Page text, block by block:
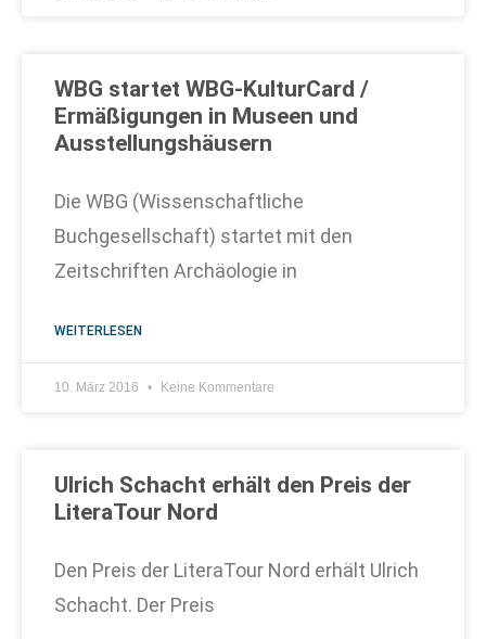
WBG startet WBG-KulturCard /
Ermäßigungen in Museen und
Ausstellungshäusern
Die WBG (Wissenschaftliche
Buchgesellschaft) startet mit den
Zeitschriften Archäologie in
WEITERLESEN
10. März 2016 Keine Kommentare
Ulrich Schacht erhält den Preis der
LiteraTour Nord
Den Preis der LiteraTour Nord erhält Ulrich
Schacht. Der Preis